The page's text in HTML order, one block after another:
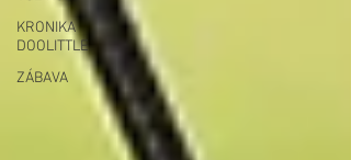
KRONIKA
DOOLITTLE
ZÁBAVA